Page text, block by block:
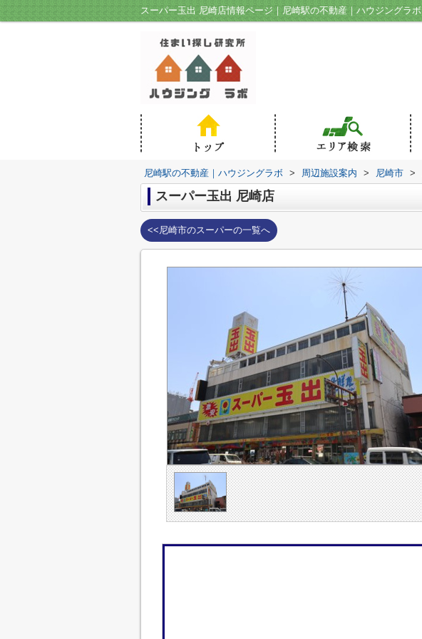
スーパー玉出 尼崎店情報ページ｜尼崎駅の不動産｜ハウジングラボ
尼崎駅の不動産｜ハウジングラボ > 周辺施設案内 > 尼崎市 >
スーパー玉出 尼崎店
<<尼崎市のスーパーの一覧へ